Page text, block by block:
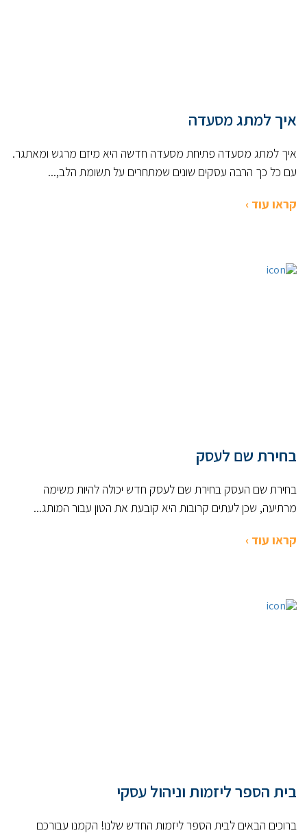
איך למתג מסעדה
איך למתג מסעדה פתיחת מסעדה חדשה היא מיזם מרגש ומאתגר.
עם כל כך הרבה עסקים שונים שמתחרים על תשומת הלב,...
קראו עוד ›
בחירת שם לעסק
בחירת שם העסק בחירת שם לעסק חדש יכולה להיות משימה
מרתיעה, שכן לעתים קרובות היא קובעת את הטון עבור המותג...
קראו עוד ›
בית הספר ליזמות וניהול עסקי
ברוכים הבאים לבית הספר ליזמות החדש שלנו! הקמנו עבורכם